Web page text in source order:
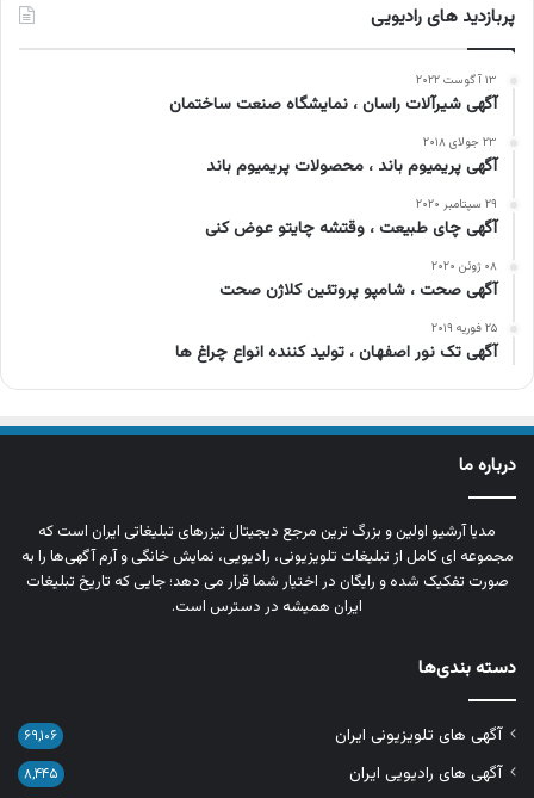
پربازدید های رادیویی
۱۳ آگوست ۲۰۲۲
آگهی شیرآلات راسان ، نمایشگاه صنعت ساختمان
۲۳ جولای ۲۰۱۸
آگهی پریمیوم باند ، محصولات پریمیوم باند
۲۹ سپتامبر ۲۰۲۰
آگهی چای طبیعت ، وقتشه چایتو عوض کنی
۰۸ ژوئن ۲۰۲۰
آگهی صحت ، شامپو پروتئین کلاژن صحت
۲۵ فوریه ۲۰۱۹
آگهی تک نور اصفهان ، تولید کننده انواع چراغ ها
درباره ما
مدیا آرشیو اولین و بزرگ‌ ترین مرجع دیجیتال تیزرهای تبلیغاتی ایران است که
مجموعه‌ ای کامل از تبلیغات تلویزیونی، رادیویی، نمایش خانگی و آرم‌ آگهی‌ها را به‌
صورت تفکیک‌ شده و رایگان در اختیار شما قرار می‌ دهد؛ جایی که تاریخ تبلیغات
ایران همیشه در دسترس است.
دسته بندی‌ها
آگهی های تلویزیونی ایران ۶۹,۱۰۶
آگهی های رادیویی ایران ۸,۴۴۵